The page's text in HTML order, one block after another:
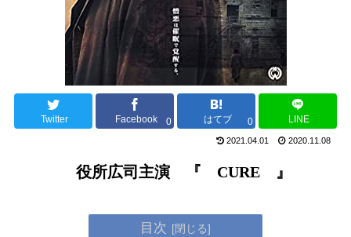
Twitter Facebook 0 はてブ 0 LINE
2021.04.01 2020.11.08
役所広司主演 『 CURE 』
目次